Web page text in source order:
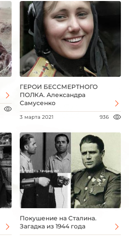
ГЕРОИ БЕССМЕРТНОГО
ПОЛКА. Александра
Самусенко
3 марта 2021 936
Покушение на Сталина.
Загадка из 1944 года